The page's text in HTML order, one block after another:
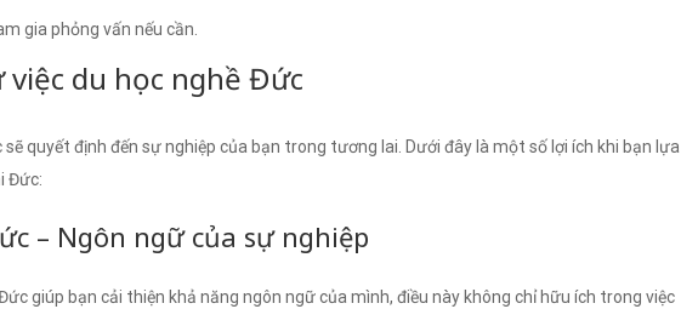
gia phỏng vấn nếu cần.
việc du học nghề Đức
sẽ quyết định đến sự nghiệp của bạn trong tương lai. Dưới đây là một số lợi ích khi bạn lựa
Đức:
– Ngôn ngữ của sự nghiệp
giúp bạn cải thiện khả năng ngôn ngữ của mình, điều này không chỉ hữu ích trong việc